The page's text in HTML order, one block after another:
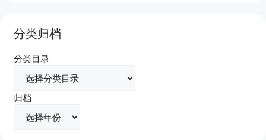
分类归档
分类目录
归档